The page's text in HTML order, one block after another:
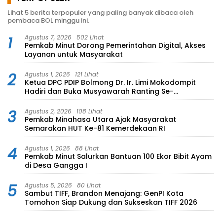
Lihat 5 berita terpopuler yang paling banyak dibaca oleh
pembaca BOL minggu ini.
1 Agustus 7, 2026 502 Lihat
Pemkab Minut Dorong Pemerintahan Digital, Akses
Layanan untuk Masyarakat
2 Agustus 1, 2026 121 Lihat
Ketua DPC PDIP Bolmong Dr. Ir. Limi Mokodompit
Hadiri dan Buka Musyawarah Ranting Se-
Kecamatan Lolayan
3 Agustus 2, 2026 108 Lihat
Pemkab Minahasa Utara Ajak Masyarakat
Semarakan HUT Ke-81 Kemerdekaan RI
4 Agustus 1, 2026 88 Lihat
Pemkab Minut Salurkan Bantuan 100 Ekor Bibit Ayam
di Desa Gangga I
5 Agustus 5, 2026 80 Lihat
Sambut TIFF, Brandon Menajang: ​GenPI Kota
Tomohon Siap Dukung dan Sukseskan TIFF 2026